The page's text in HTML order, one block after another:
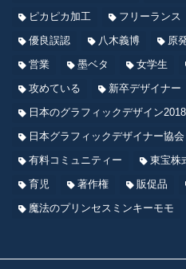
ピカピカ加工
フリーランス
優良誤認
八木義博 原
営業
墨ベタ 女学生
攻めている
新卒デザイナー
日本のグラフィックデザイン2018
日本グラフィックデザイナー協会
有料コミュニティー
東宝株
育児
著作権 販促品
魔法のプリンセスミンキーモモ